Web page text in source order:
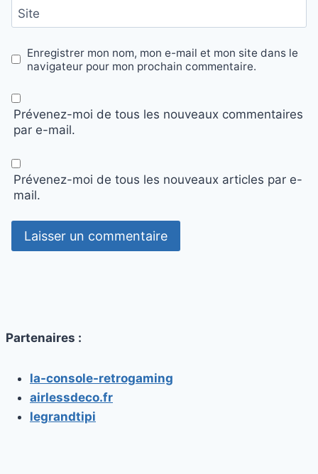
Site
Enregistrer mon nom, mon e-mail et mon site dans le
navigateur pour mon prochain commentaire.
Prévenez-moi de tous les nouveaux commentaires
par e-mail.
Prévenez-moi de tous les nouveaux articles par e-
mail.
Partenaires :
la-console-retrogaming
airlessdeco.fr
legrandtipi